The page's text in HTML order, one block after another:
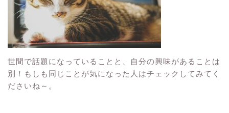
世間で話題になっていることと、自分の興味があることは
別！もしも同じことが気になった人はチェックしてみてく
ださいね～。